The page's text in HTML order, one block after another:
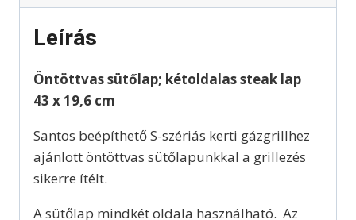
Leírás
Öntöttvas sütőlap; kétoldalas steak lap
43 x 19,6 cm
Santos beépíthető S-szériás kerti gázgrillhez
ajánlott öntöttvas sütőlapunkkal a grillezés
sikerre ítélt.
A sütőlap mindkét oldala használható. Az